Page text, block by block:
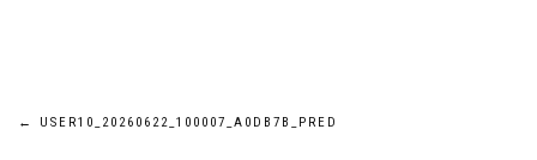
投
← USER10_20260622_100007_A0DB7B_PRED